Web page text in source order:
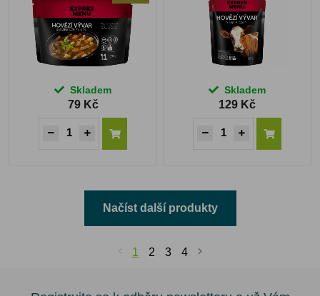
Skladem
79 Kč
Skladem
129 Kč
Načíst další produkty
1 2 3 4